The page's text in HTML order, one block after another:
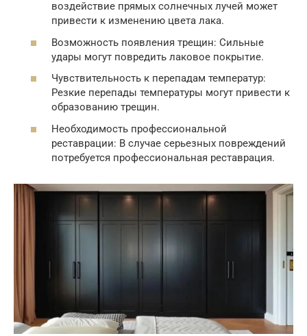
воздействие прямых солнечных лучей может
привести к изменению цвета лака.
Возможность появления трещин: Сильные
удары могут повредить лаковое покрытие.
Чувствительность к перепадам температур:
Резкие перепады температуры могут привести к
образованию трещин.
Необходимость профессиональной
реставрации: В случае серьезных повреждений
потребуется профессиональная реставрация.